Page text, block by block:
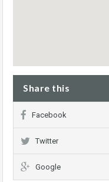
Share this
Facebook
Twitter
Google